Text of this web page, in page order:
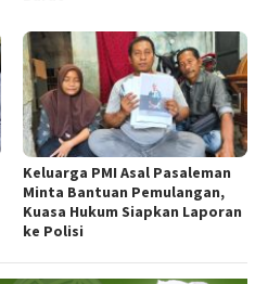
Keluarga PMI Asal Pasaleman
Minta Bantuan Pemulangan,
Kuasa Hukum Siapkan Laporan
ke Polisi